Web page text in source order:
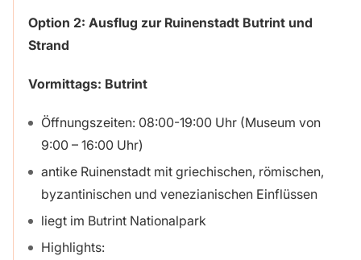
Option 2: Ausflug zur Ruinenstadt Butrint und
Strand
Vormittags: Butrint
Öffnungszeiten: 08:00-19:00 Uhr (Museum von
9:00 – 16:00 Uhr)
antike Ruinenstadt mit griechischen, römischen,
byzantinischen und venezianischen Einflüssen
liegt im Butrint Nationalpark
Highlights: